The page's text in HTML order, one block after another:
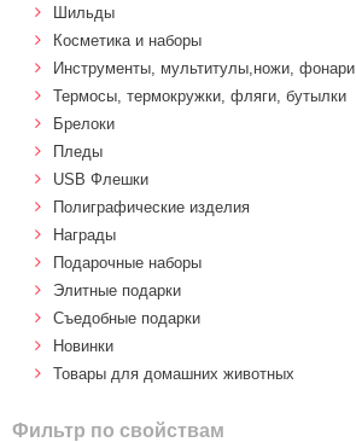
Шильды
Косметика и наборы
Инструменты, мультитулы,ножи, фонари
Термосы, термокружки, фляги, бутылки
Брелоки
Пледы
USB Флешки
Полиграфические изделия
Награды
Подарочные наборы
Элитные подарки
Cъедобные подарки
Новинки
Товары для домашних животных
Фильтр по свойствам